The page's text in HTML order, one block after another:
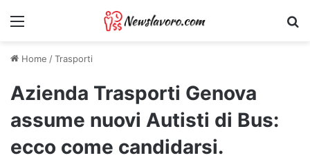
Menu
Home /Trasporti
Azienda Trasporti Genova
assume nuovi Autisti di Bus:
ecco come candidarsi.